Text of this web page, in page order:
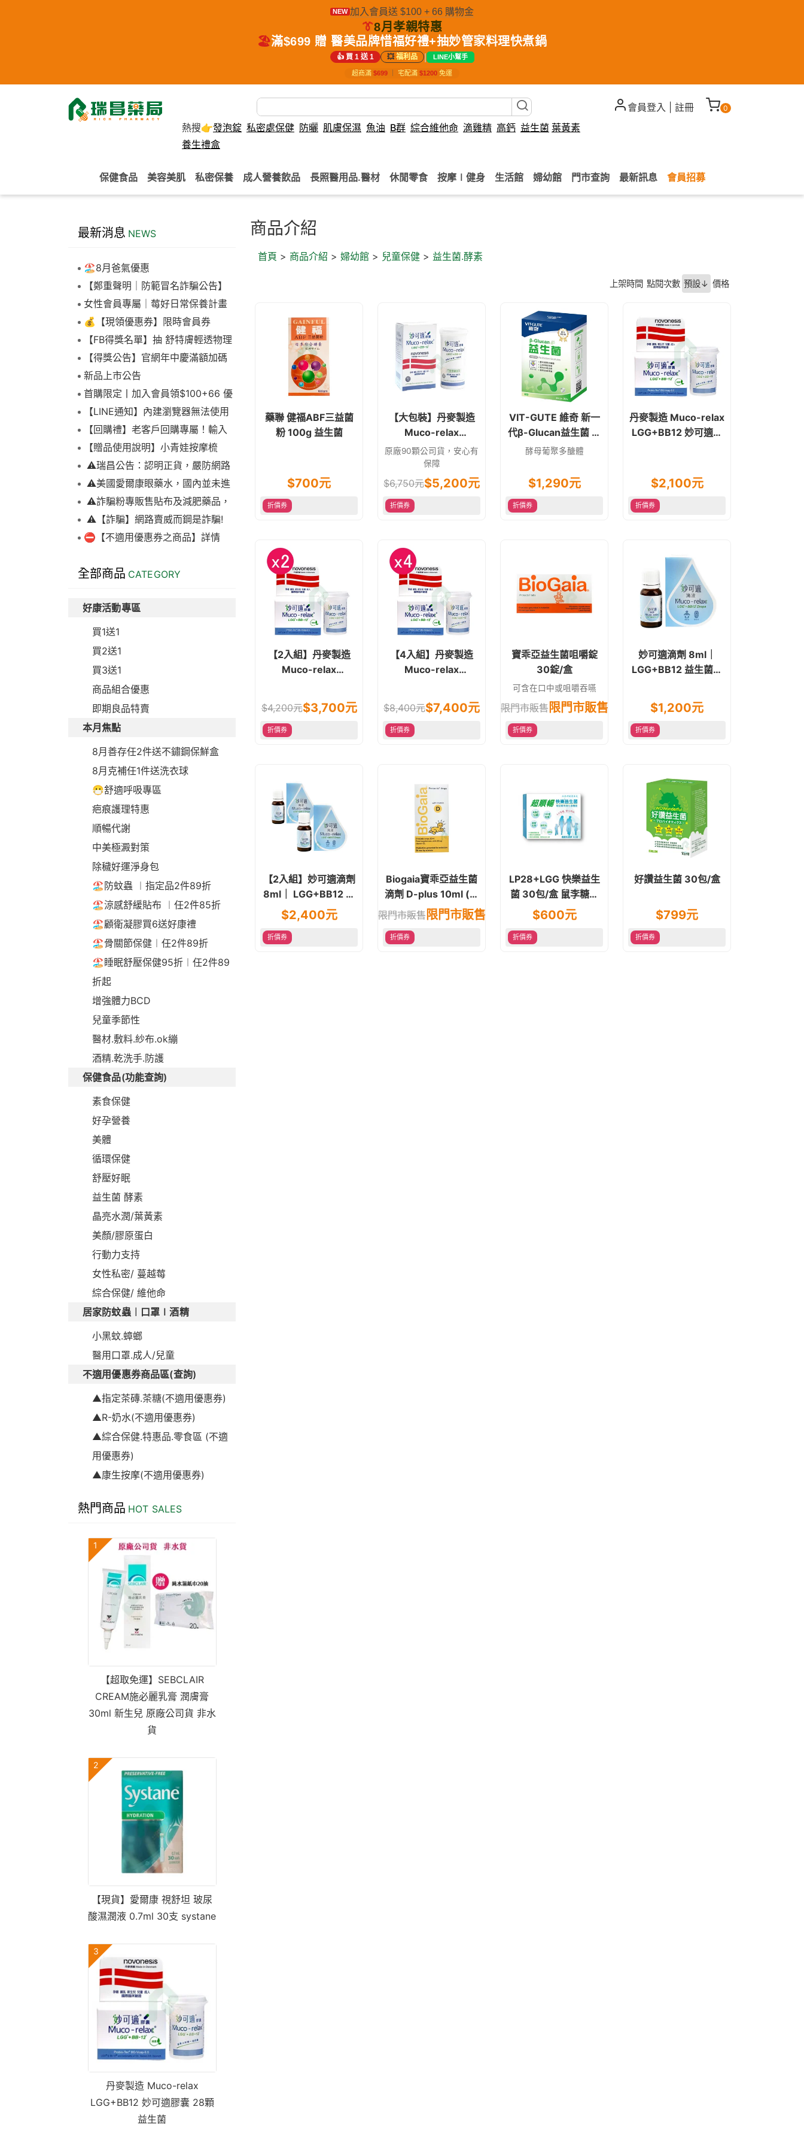
NEW 加入會員送 $100 + 66 購物金
👔8月孝親特惠
🏖️滿$699 贈 醫美品牌惜福好禮+抽妙管家料理快煮鍋
👍 買 1 送 1 💥福利品 | LINE小幫手
超商滿 $699 宅配滿 $1200 免運
熱搜👉發泡錠 私密處保健 防曬 肌膚保濕 魚油 B群 綜合維他命 滴雞精 高鈣 益生菌 葉黃素
養生禮盒
會員登入 註冊 0
保健食品 美容美肌 私密保養 成人營養飲品 長照醫用品.醫材 休閒零食 按摩∣健身 生活館 婦幼館 門市查詢 最新訊息 會員招募
最新消息 NEWS
🏖️8月爸氣優惠
【鄭重聲明｜防範冒名詐騙公告】
女性會員專屬｜莓好日常保養計畫
💰【現領優惠券】限時會員券
【FB得獎名單】抽 舒特膚輕透物理
低敏防曬霜乙名(8/4報到截止)
【得獎公告】官網年中慶滿額加碼
抽FIKA蒸煮料理組2名(7/31截止)
新品上市公告
首購限定丨加入會員領$100+66 優
惠！【LINE通知】內建瀏覽器無法使用
下拉選單
【回購禮】老客戶回購專屬！輸入
折扣碼現折$100
【贈品使用說明】小青娃按摩梳
⚠️瑞昌公告：認明正貨，嚴防網路
詐騙⚠️美國愛爾康眼藥水，國內並未進
口販售
⚠️詐騙粉專販售貼布及減肥藥品，
請勿上當，請查明來源! 非瑞昌藥局
販售!
⚠️【詐騙】網路賣威而鋼是詐騙!
⛔【不適用優惠券之商品】詳情
全部商品 CATEGORY
好康活動專區
買1送1
買2送1
買3送1
商品組合優惠
即期良品特賣
本月焦點
8月善存任2件送不鏽鋼保鮮盒
8月克補任1件送洗衣球
😷舒適呼吸專區
疤痕護理特惠
順暢代謝
中美極澱對策
除穢好運淨身包
🏖️防蚊蟲 ︱指定品2件89折
🏖️涼感舒緩貼布 ︱任2件85折
🏖️顧衛凝膠買6送好康禮
🏖️骨關節保健︱任2件89折
🏖️睡眠舒壓保健95折︱任2件89
折起
增強體力BCD
兒童季節性
醫材.敷料.紗布.ok繃
酒精.乾洗手.防護
保健食品(功能查詢)
素食保健
好孕營養
美體
循環保健
舒壓好眠
益生菌 酵素
晶亮水潤/葉黃素
美顏/膠原蛋白
行動力支持
女性私密/ 蔓越莓
綜合保健/ 維他命
居家防蚊蟲︱口罩∣酒精
小黑蚊.蟑螂
醫用口罩.成人/兒童
不適用優惠券商品區(查詢)
▲指定茶磚.茶糖(不適用優惠券)
▲R-奶水(不適用優惠券)
▲綜合保健.特惠品.零食區 (不適
用優惠券)
▲康生按摩(不適用優惠券)
熱門商品 HOT SALES
1
【超取免運】SEBCLAIR
CREAM施必麗乳膏 潤膚膏
30ml 新生兒 原廠公司貨 非水
貨
2
【現貨】愛爾康 視舒坦 玻尿
酸濕潤液 0.7ml 30支 systane
3
丹麥製造 Muco-relax
LGG+BB12 妙可適膠囊 28顆
益生菌
商品介紹
首頁 > 商品介紹 > 婦幼館 > 兒童保健 > 益生菌.酵素
上架時間 點閱次數 預設↓ 價格
藥聯 健福ABF三益菌
粉 100g 益生菌
$700元
折價券
【大包裝】丹麥製造
Muco-relax
LGG+BB12 妙可適膠
囊90顆 益生菌
原廠90顆公司貨，安心有
保障
$6,750元$5,200元
折價券
VIT-GUTE 維奇 新一
代β-Glucan益生菌 優
格口味 30包/盒 奶素
酵母葡聚多醣體
$1,290元
折價券
丹麥製造 Muco-relax
LGG+BB12 妙可適膠
$2,100元
折價券
【2入組】丹麥製造
Muco-relax
囊 28顆 益生菌
$4,200元$3,700元
折價券
【4入組】丹麥製造
Muco-relax
囊 28顆 益生菌
$8,400元$7,400元
折價券
寶乖亞益生菌咀嚼錠
30錠/盒
可含在口中或咀嚼吞嚥
限門市販售限門市販售
折價券
妙可適滴劑 8ml｜
LGG+BB12 益生菌滴
$1,200元
折價券
【2入組】妙可適滴劑
8ml｜ LGG+BB12 益
生菌滴劑
$2,400元
折價券
Biogaia寶乖亞益生菌
滴劑 D-plus 10ml (非
活性維他命D)
限門市販售限門市販售
折價券
LP28+LGG 快樂益生
菌 30包/盒 鼠李糖乳
桿菌 舒敏配方
$600元
折價券
好讚益生菌 30包/盒
$799元
折價券